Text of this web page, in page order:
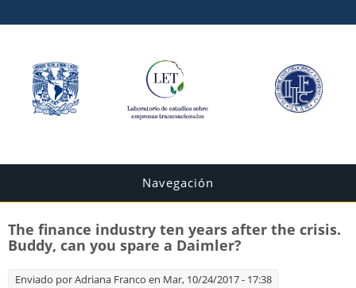
Navegación
The finance industry ten years after the crisis.
Buddy, can you spare a Daimler?
Enviado porAdriana Franco en Mar, 10/24/2017 - 17:38